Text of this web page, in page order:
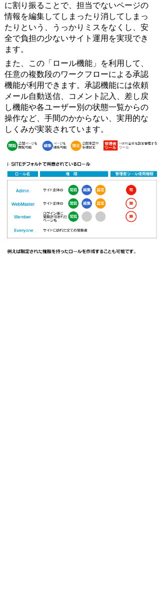
に割り振ることで、担当でないページの
情報を編集してしまったり消してしまっ
たりという、うっかりミスをなくし、安
全で負担の少ないサイト運用を実現でき
ます。
また、この「ロール機能」を利用して、
任意の複数段のワークフローによる承認
機能が利用できます。承認機能には依頼
メール自動送信、コメント記入、差し戻
し機能や各ユーザー別の状態一覧からの
操作など、手間のかからない、実用的な
しくみが実装されています。